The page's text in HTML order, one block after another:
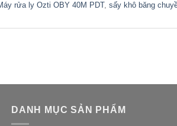
rửa ly Ozti OBY 40M PDT, sấy khô băng
DANH MỤC SẢN PHẨM